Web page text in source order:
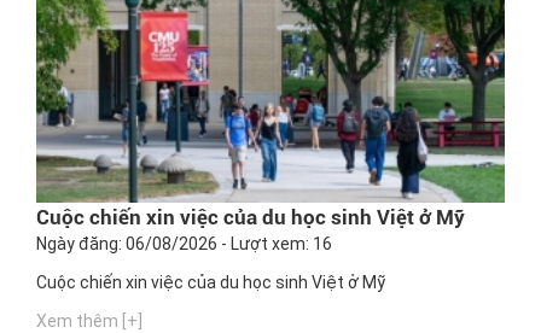
Cuộc chiến xin việc của du học sinh Việt ở Mỹ
Ngày đăng: 06/08/2026 - Lượt xem: 16
Cuộc chiến xin việc của du học sinh Việt ở Mỹ
Xem thêm [+]